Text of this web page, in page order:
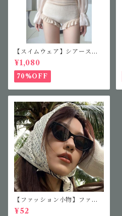
【スイムウェア】シアースリ
ーブフリルワンピース
¥1,080
70%OFF
【ファッション小物】ファッ
ションサングラス
¥52